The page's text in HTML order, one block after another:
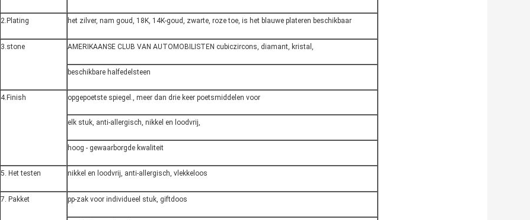
2.Plating het zilver, nam goud, 18K, 14K-goud, zwarte, roze toe, is het blauwe plateren beschikbaar
3.stone AMERIKAANSE CLUB VAN AUTOMOBILISTEN cubiczircons, diamant, kristal,
beschikbare halfedelsteen
4.Finish opgepoetste spiegel., meer dan drie keer poetsmiddelen voor
elk stuk, anti-allergisch, nikkel en loodvrij,
hoog - gewaarborgde kwaliteit
5. Het testen nikkel en loodvrij, anti-allergisch, vlekkeloos
7. Pakket pp-zak voor individueel stuk, giftdoos